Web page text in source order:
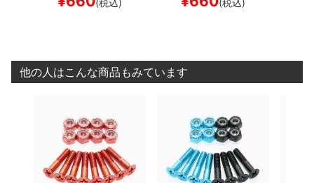
REDスケートボード
(税込)
CK/BLUEスケートボー
(税込)
他の人はこんな商品もみています